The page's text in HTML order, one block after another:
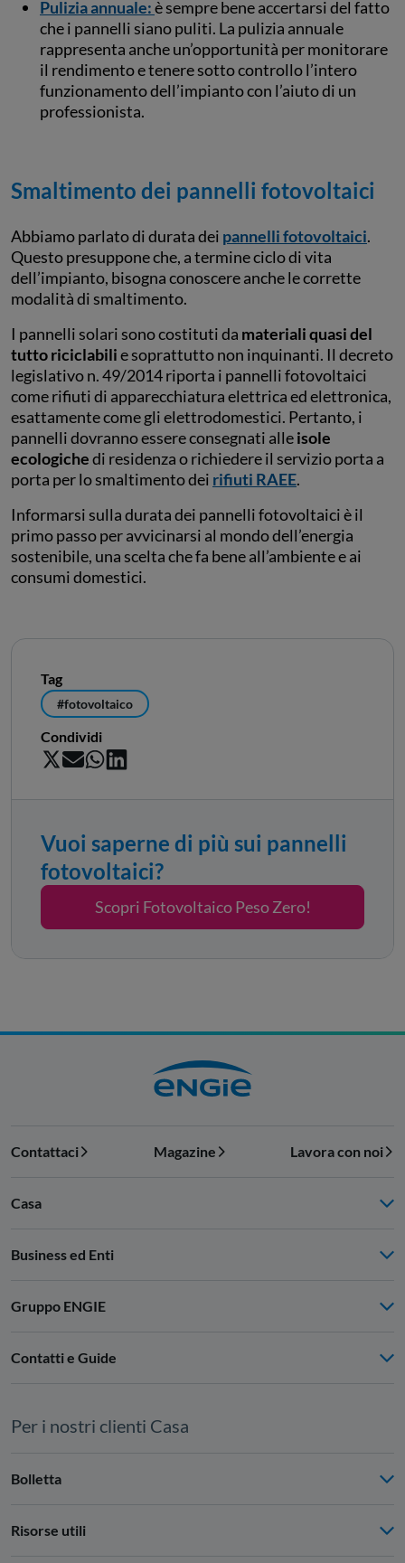
Pulizia annuale:è sempre bene accertarsi del fatto
che i pannelli siano puliti. La pulizia annuale
rappresenta anche un’opportunità per monitorare
il rendimento e tenere sotto controllo l’intero
funzionamento dell’impianto con l’aiuto di un
professionista.
Smaltimento dei pannelli fotovoltaici
Abbiamo parlato di durata dei pannelli fotovoltaici.
Questo presuppone che, a termine ciclo di vita
dell’impianto, bisogna conoscere anche le corrette
modalità di smaltimento.
I pannelli solari sono costituti da materiali quasi del
tutto riciclabilie soprattutto non inquinanti. Il decreto
legislativo n. 49/2014 riporta i pannelli fotovoltaici
come rifiuti di apparecchiatura elettrica ed elettronica,
esattamente come gli elettrodomestici. Pertanto, i
pannelli dovranno essere consegnati alleisole
ecologichedi residenza o richiedere il servizio porta a
porta per lo smaltimento dei rifiuti RAEE.
Informarsi sulla durata dei pannelli fotovoltaici è il
primo passo per avvicinarsi al mondo dell’energia
sostenibile, una scelta che fa bene all’ambiente e ai
consumi domestici.
Tag
#fotovoltaico
Condividi
Vuoi saperne di più sui pannelli
fotovoltaici?
Scopri Fotovoltaico Peso Zero!
Contattaci Magazine Lavora con noi
Casa
Business ed Enti
Gruppo ENGIE
Contatti e Guide
Per i nostri clienti Casa
Bolletta
Risorse utili